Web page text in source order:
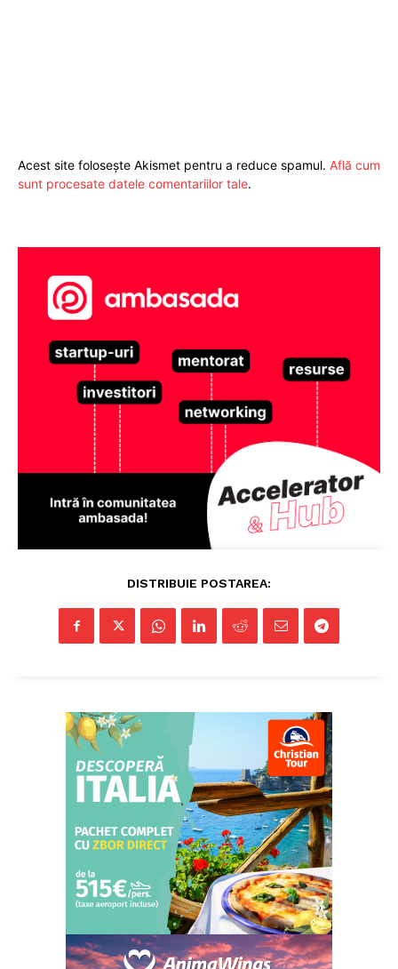
exclusiv!
ABONEAZĂ-TE ACUM
StirileMedia.ro
Despre noi
Contactați-ne
Politica de Confidențialitate
Publicitate
Acest site folosește Akismet pentru a reduce spamul. Află cum
sunt procesate datele comentariilor tale.
DISTRIBUIE POSTAREA: